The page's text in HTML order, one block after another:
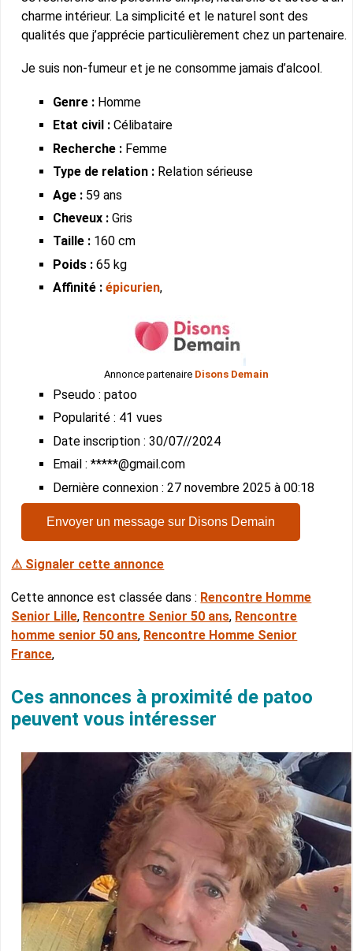
charme intérieur. La simplicité et le naturel sont des
qualités que j’apprécie particulièrement chez un partenaire.
Je suis non-fumeur et je ne consomme jamais d’alcool.
Genre : Homme
Etat civil : Célibataire
Recherche : Femme
Type de relation : Relation sérieuse
Age : 59 ans
Cheveux : Gris
Taille : 160 cm
Poids : 65 kg
Affinité : épicurien,
Annonce partenaire Disons Demain
Pseudo : patoo
Popularité : 41 vues
Date inscription : 30/07//2024
Email : *****@gmail.com
Dernière connexion : 27 novembre 2025 à 00:18
Envoyer un message sur Disons Demain
⚠ Signaler cette annonce
Cette annonce est classée dans : Rencontre Homme
Senior Lille, Rencontre Senior 50 ans, Rencontre
homme senior 50 ans, Rencontre Homme Senior
France,
Ces annonces à proximité de patoo
peuvent vous intéresser